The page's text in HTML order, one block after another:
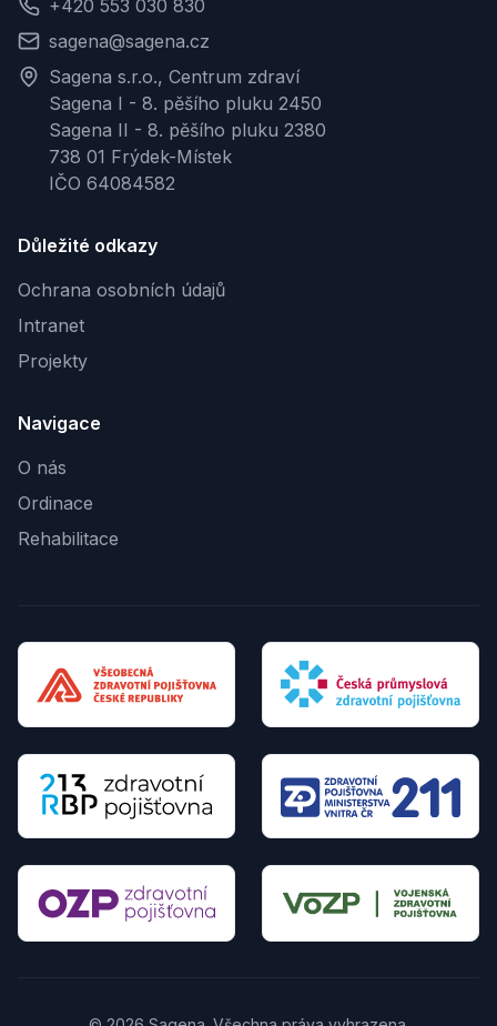
+420 553 030 830
sagena@sagena.cz
Sagena s.r.o., Centrum zdraví
Sagena I - 8. pěšího pluku 2450
Sagena II - 8. pěšího pluku 2380
738 01 Frýdek-Místek
IČO 64084582
Důležité odkazy
Ochrana osobních údajů
Intranet
Projekty
Navigace
O nás
Ordinace
Rehabilitace